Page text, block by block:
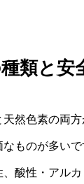
類と安
然色素の両
なものが多い
酸性・アル